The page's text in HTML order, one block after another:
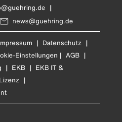
|
news@guehring.de
| Datenschutz |
Einstellungen | AGB |
| EKB | EKB IT &
|